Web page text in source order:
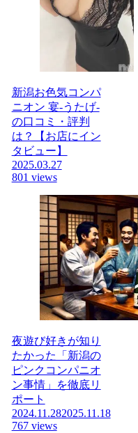
新潟お色気コンパ
ニオン 宴-うたげ-
の口コミ・評判
は？【お店にイン
タビュー】
2025.03.27
801 views
夜遊び好きが知り
たかった「新潟の
ピンクコンパニオ
ン事情」を徹底リ
ポート
2024.11.282025.11.18
767 views